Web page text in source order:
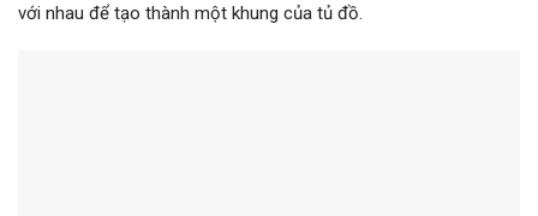
với nhau để tạo thành một khung của tủ đồ.